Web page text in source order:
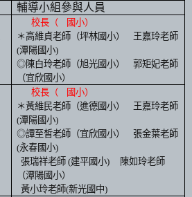
輔導小組參與人員
校長（
國小）
＊ 高維貞老師（坪林國小） 王嘉玲老師
(潭陽國小)
◎陳白玲老師（旭光國小） 郭矩妃老師
（宜欣國小）
校長（
國小）
＊黃維民老師（進德國小） 王嘉玲老師
(潭陽國小)
◎譚至皙老師（宜欣國小） 張金葉老師
(永春國小)
張瑞祥老師(建平國小)
陳如玲老師
（潭陽國小）
黃小玲老師(新光國中)